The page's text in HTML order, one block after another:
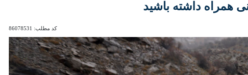
کد مطلب: 86078531